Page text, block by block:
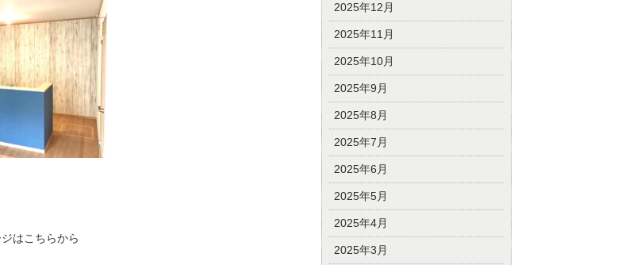
はこちらから
2025年12月
2025年11月
2025年10月
2025年9月
2025年8月
2025年7月
2025年6月
2025年5月
2025年4月
2025年3月